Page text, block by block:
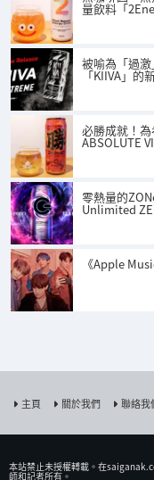
量飲料「
被喻為「過
「KIIVA」的
必勝成就！為
ABSOLUTE
零熱量的
Unlimited
《Apple
主頁 關於我們 聯絡我
本站禁止未授權𨍭載。在
師和記者所有。